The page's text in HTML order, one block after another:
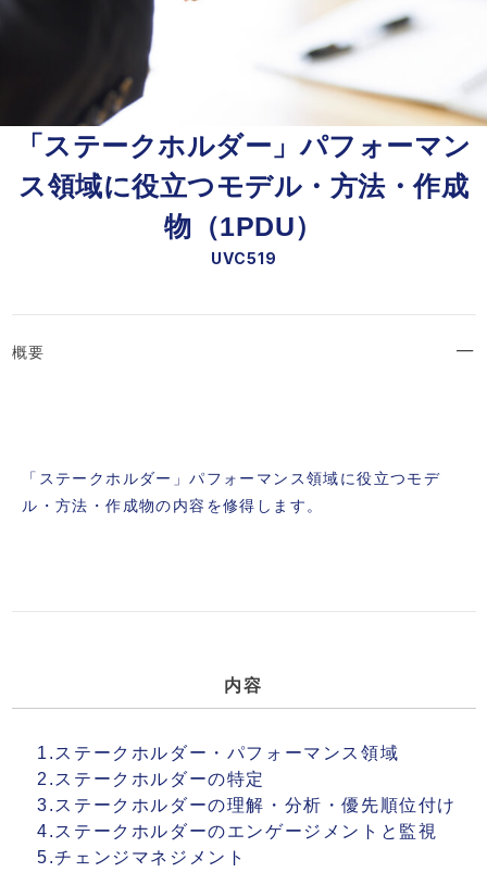
「ステークホルダー」パフォーマン
ス領域に役立つモデル・方法・作成
物（1PDU）
UVC519
概要
「ステークホルダー」パフォーマンス領域に役立つモデ
ル・方法・作成物の内容を修得します。
内容
1.ステークホルダー・パフォーマンス領域
2.ステークホルダーの特定
3.ステークホルダーの理解・分析・優先順位付け
4.ステークホルダーのエンゲージメントと監視
5.チェンジマネジメント